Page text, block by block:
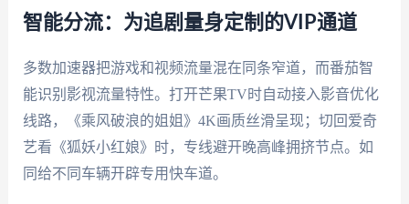
智能分流：为追剧量身定制的VIP通道
多数加速器把游戏和视频流量混在同条窄道，而番茄智
能识别影视流量特性。打开芒果TV时自动接入影音优化
线路，《乘风破浪的姐姐》4K画质丝滑呈现；切回爱奇
艺看《狐妖小红娘》时，专线避开晚高峰拥挤节点。如
同给不同车辆开辟专用快车道。